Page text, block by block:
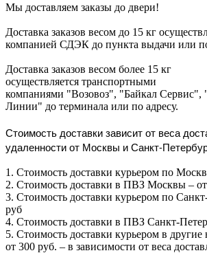
Мы доставляем заказы до двери!
Доставка заказов весом до 15 кг
компанией СДЭК до пункта выдачи или
Доставка заказов весом более 15 кг
осуществляется транспортными
компаниями "Возовоз", "Байкал Сервис",
Линии" до терминала или по адресу.
Стоимость доставки зависит от веса
удаленности от Москвы и Санкт-
1. Стоимость доставки курьером по
2. Стоимость доставки в ПВЗ Москвы –
3. Стоимость доставки курьером по
руб
4. Стоимость доставки в ПВЗ Санкт-
5. Стоимость доставки курьером в
от 300 руб. – в зависимости от веса